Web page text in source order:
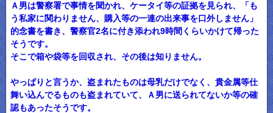
Ａ男は警察署で事情を聞かれ、ケータイ等の証拠を見られ、「も
う私家に関わりません、購入等の一連の出来事を口外しません」
的念書を書き、警察官2名に付き添われ9時間くらいかけて帰った
そうです。
そこで箱や袋等を回収され、その後は知りません。
やっぱりと言うか、盗まれたものは母乳だけでなく、貴金属等仕
舞い込んでるものも盗まれていて、Ａ男に送られてないか等の確
認もあったそうです。